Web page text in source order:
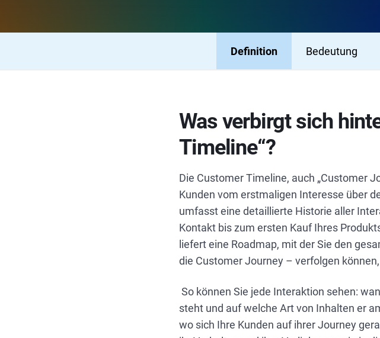
Definition Bedeutung
Was verbirgt sich
Timeline“?
Die Customer Timeline, auch „Customer
Kunden vom erstmaligen Interesse über
umfasst eine detaillierte Historie aller
Kontakt bis zum ersten Kauf Ihres
liefert eine Roadmap, mit der Sie den
die Customer Journey – verfolgen
So können Sie jede Interaktion sehen:
steht und auf welche Art von Inhalten er
wo sich Ihre Kunden auf ihrer Journey